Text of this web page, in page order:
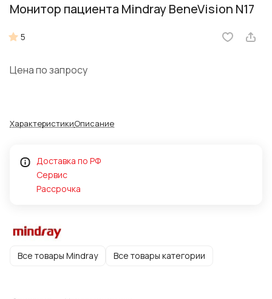
Монитор пациента Mindray BeneVision N17
5
Цена по запросу
ХарактеристикиОписание
Доставка по РФ
Сервис
Рассрочка
Все товары Mindray Все товары категории